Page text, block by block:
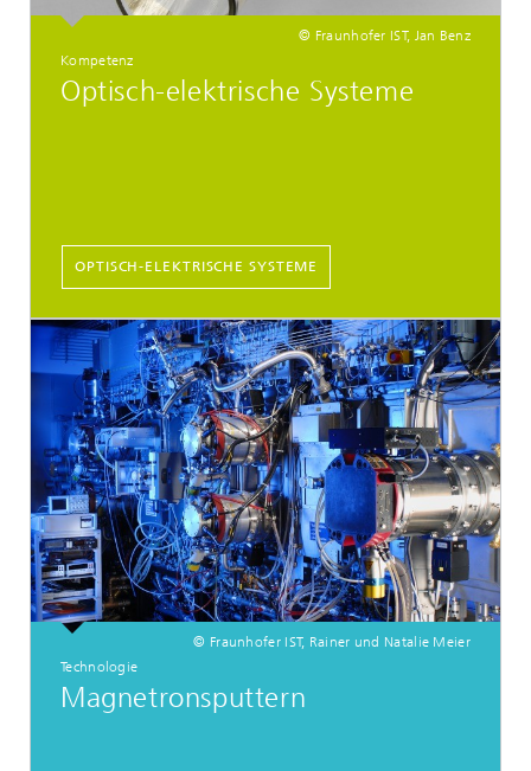
© Fraunhofer IST, Jan Benz
Kompetenz
Optisch-elektrische Systeme
OPTISCH-ELEKTRISCHE SYSTEME
© Fraunhofer IST, Rainer und Natalie Meier
Technologie
Magnetronsputtern